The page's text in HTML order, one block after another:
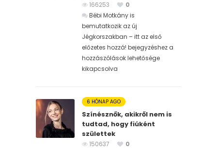
166253
0
Bébi Motkány is
bemutatkozik az új
Jégkorszakban – itt az első
előzetes hozzá! bejegyzéshez a
hozzászólások lehetősége
kikapcsolva
6 HÓNAP AGO
Színésznők, akikről nem is
tudtad, hogy fiúként
születtek
150637
0